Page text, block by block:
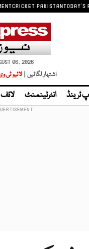
CRICKET PAKISTANTODAY'S
06, 2026
اشتہار لگائیں | لائیو ٹی
ٹرینڈ انٹرٹینمنٹ